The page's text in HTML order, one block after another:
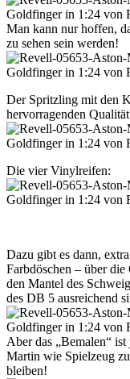
Man kann nur hoffen,
zu sehen sein werden!
Der Spritzling mit den
hervorragenden
Die vier Vinylreifen:
Dazu gibt es dann,
Farbdöschen – über
den Mantel des
des DB 5 ausreichend
Aber das „Bemalen“
Martin wie Spielzeug
bleiben!